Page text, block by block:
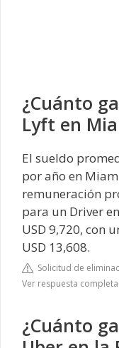
¿Cuánto
Lyft en
El sueldo
por año en
remuneración
para un Driver
USD 9,720, con
USD 13,608.
Solicitud de
Ver respuesta
¿Cuánto